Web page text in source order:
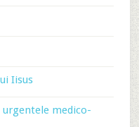
Iisus
medico-